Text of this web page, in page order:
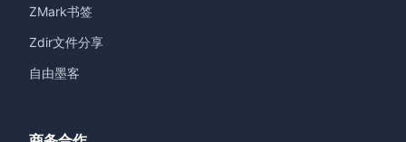
ZMark书签
Zdir文件分享
自由墨客